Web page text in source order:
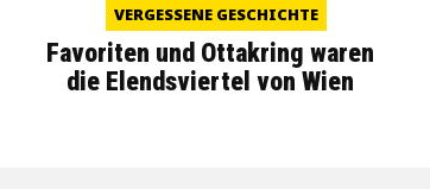
VERGESSENE GESCHICHTE
Favoriten und Ottakring waren
die Elendsviertel von Wien